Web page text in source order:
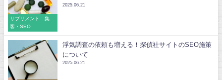
サプリメント 集
客・SEO
2025.06.21
浮気調査の依頼も増える！探偵社サイトのSEO施策
について
2025.06.21